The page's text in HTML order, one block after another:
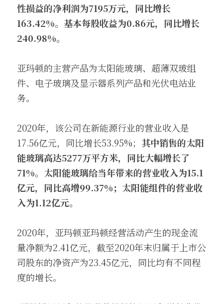
性损益的净利润为7195万元，同比增长
163.42%。基本每股收益为0.86元，同比增长
240.98%。
亚玛顿的主营产品为太阳能玻璃、超薄双玻组
件、电子玻璃及显示器系列产品和光伏电站业
务。
2020年，该公司在新能源行业的营业收入是
17.56亿元，同比增长53.95%； 其中销售的太阳
能玻璃高达5277万平方米，同比大幅增长了
71%。太阳能玻璃给当年带来的营业收入为15.1
亿元，同比高增99.37%；太阳能组件的营业收
入为1.12亿元。
2020年，亚玛顿亚玛顿经营活动产生的现金流
量净额为2.41亿元，截至2020年末归属于上市公
司股东的净资产为23.45亿元，同比均有不同程
度的增长。